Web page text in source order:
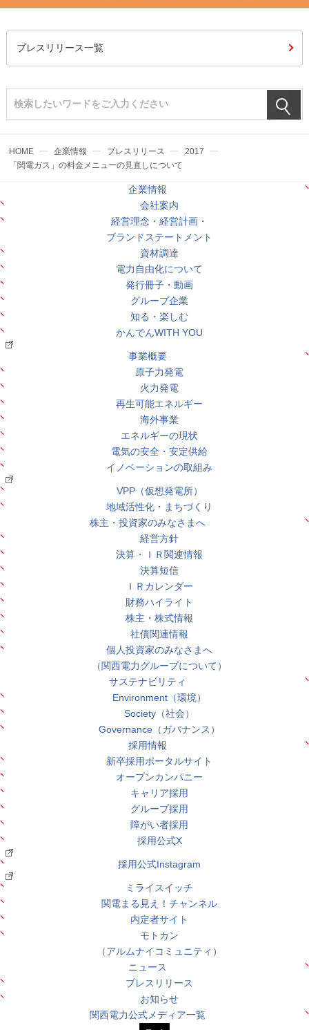
プレスリリース一覧
HOME 企業情報 プレスリリース
2017
「関電ガス」の料金メニューの見直しについて
企業情報
会社案内
経営理念・経営計画・
ブランドステートメント
資材調達
電力自由化について
発行冊子・動画
グループ企業
知る・楽しむ
かんでんWITH YOU
事業概要
原子力発電
火力発電
再生可能エネルギー
海外事業
エネルギーの現状
電気の安全・安定供給
イノベーションの取組み
VPP（仮想発電所）
地域活性化・まちづくり
株主・投資家のみなさまへ
経営方針
決算・ＩＲ関連情報
決算短信
ＩＲカレンダー
財務ハイライト
株主・株式情報
社債関連情報
個人投資家のみなさまへ
（関西電力グループについて）
サステナビリティ
Environment（環境）
Society（社会）
Governance（ガバナンス）
採用情報
新卒採用ポータルサイト
オープンカンパニー
キャリア採用
グループ採用
障がい者採用
採用公式X
採用公式Instagram
ミライスイッチ
関電まる見え！チャンネル
内定者サイト
モトカン
（アルムナイコミュニティ）
ニュース
プレスリリース
お知らせ
関西電力公式メディア一覧